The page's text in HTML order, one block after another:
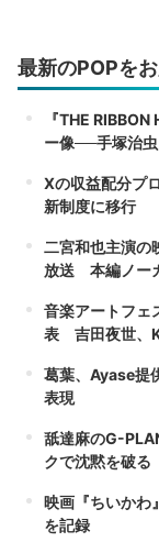
最新のPOPをお
『THE
ー像──手塚治
Xの収益配分プ
新制度に移行
二宮和也主演の
放送 本編ノー
音楽アートフェ
表 吉田夜世、
葛葉、Ayase提
表現
舐達麻のG-
クで沈黙を破る
映画『ちいか
を記録